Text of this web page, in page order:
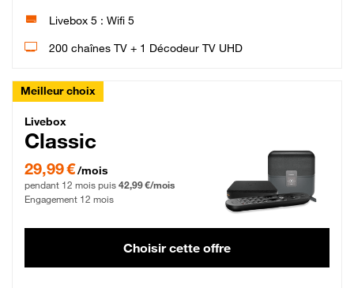
Livebox 5 : Wifi 5
200 chaînes TV + 1 Décodeur TV UHD
Meilleur choix
Livebox Classic Fibre
Livebox
Classic
29,99 € par mois pendant 12 mois puis 42,99 € par mois, Engagement 12 mois
29,99 €/mois
pendant 12 mois puis 42,99 €/mois
Engagement 12 mois
Choisir cette offre